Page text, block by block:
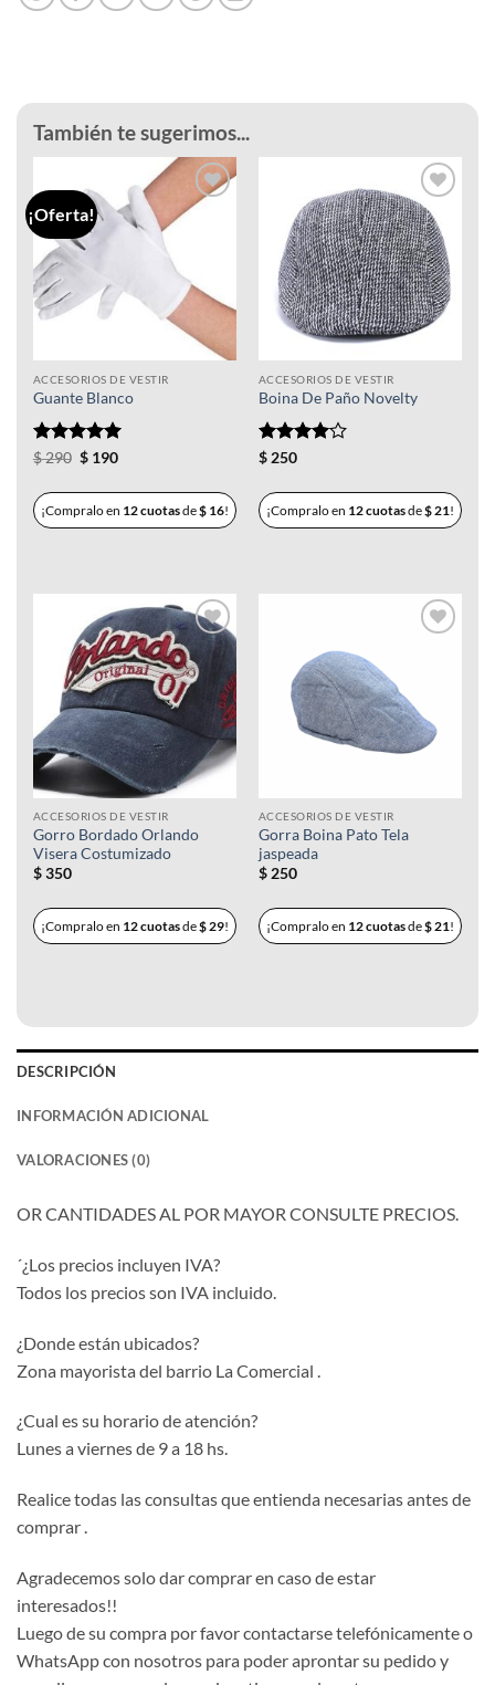
También te sugerimos...
¡Oferta!
Añadir
ACCESORIOS DE VESTIR
Guante Blanco
Valorado
$290 El
$ 290.
$190El
$ 190.
¡Compralo en 12 cuotasde$ 16!
Añadir
a la
lista de
deseos
ACCESORIOS DE VESTIR
Boina De Paño Novelty
Valorado
5
$250
¡Compralo en 12 cuotasde$ 21 !
Añadir
a la
lista de
deseos
ACCESORIOS DE VESTIR
Gorro Bordado Orlando
Visera Costumizado
$350
¡Compralo en 12 cuotasde$29!
ACCESORIOS DE VESTIR
Gorra Boina Pato Tela
jaspeada
$250
¡Compralo en 12 cuotasde$21!
DESCRIPCIÓN
INFORMACIÓN ADICIONAL
VALORACIONES (0)
OR CANTIDADES AL POR MAYOR CONSULTE PRECIOS.
´¿Los precios incluyen IVA?
Todos los precios son IVA incluido.
¿Donde están ubicados?
Zona mayorista del barrio La Comercial .
¿Cual es su horario de atención?
Lunes a viernes de 9 a 18 hs.
Realice todas las consultas que entienda necesarias antes de
comprar .
Agradecemos solo dar comprar en caso de estar
interesados!!
Luego de su compra por favor contactarse telefónicamente o
WhatsApp con nosotros para poder aprontar su pedido y